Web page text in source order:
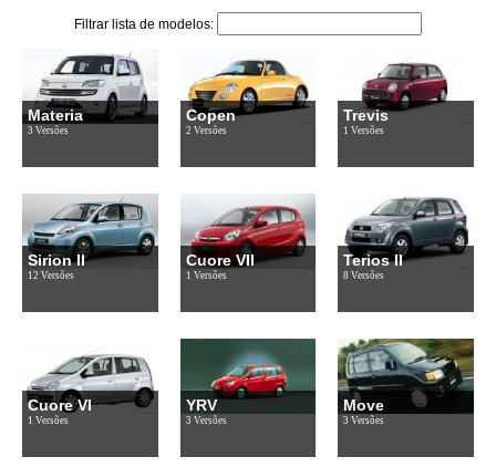
Filtrar lista de modelos:
Materia
3 Versões
Copen
2 Versões
Trevis
1 Versões
Sirion II
12 Versões
Cuore VII
1 Versões
Terios II
8 Versões
Cuore VI
1 Versões
YRV
3 Versões
Move
3 Versões